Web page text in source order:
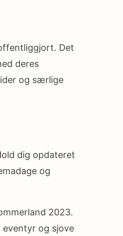
Det
deres
og særlige
dig opdateret
og
2023.
og sjove